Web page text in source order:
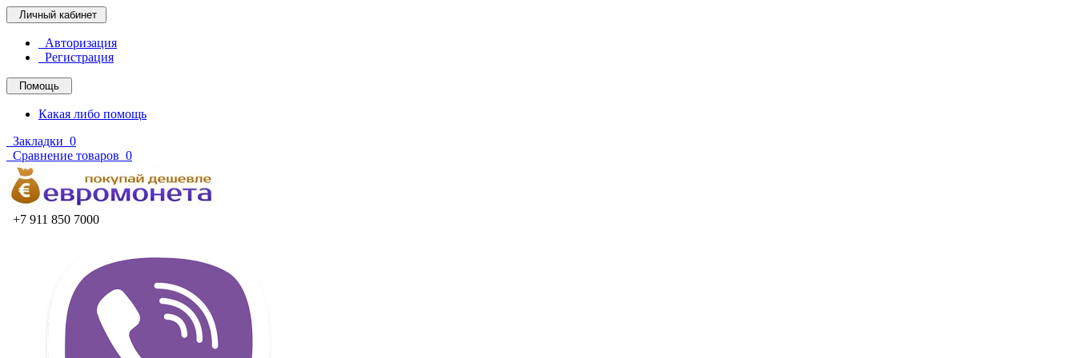
Личный кабинет
Авторизация
Регистрация
Помощь
Какая либо помощь
Закладки 0
Сравнение товаров 0
+7 911 850 7000